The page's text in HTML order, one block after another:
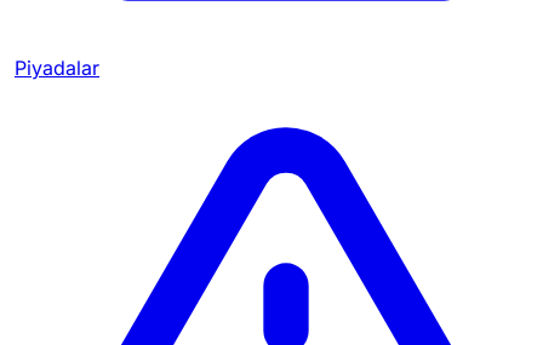
Piyadalar